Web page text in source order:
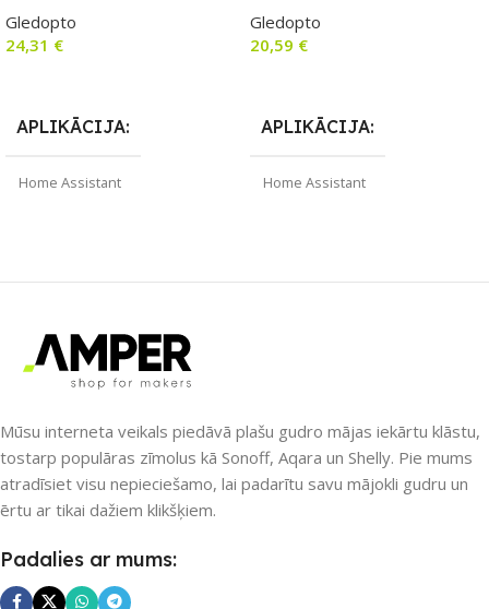
platformu) ar mikrofonu un
DIY programmaparatūras
Gledopto
24,31 €
APLIKĀCIJA
Home Assistant
PIEEJAMS UZREIZ
Nē
UZREIZ PIEEJAMAIS
SKAITS
programmaparatūru) ar
mikrofonu
Gledopto
20,59 €
APLIKĀCIJA
Home Assistant
Nē
UZREIZ PIEEJAMAIS
Mūsu interneta veikals piedāvā plašu gudro mājas iekārtu klāstu,
tostarp populāras zīmolus kā Sonoff, Aqara un Shelly. Pie mums
atradīsiet visu nepieciešamo, lai padarītu savu mājokli gudru un
ērtu ar tikai dažiem klikšķiem.
Padalies ar mums: